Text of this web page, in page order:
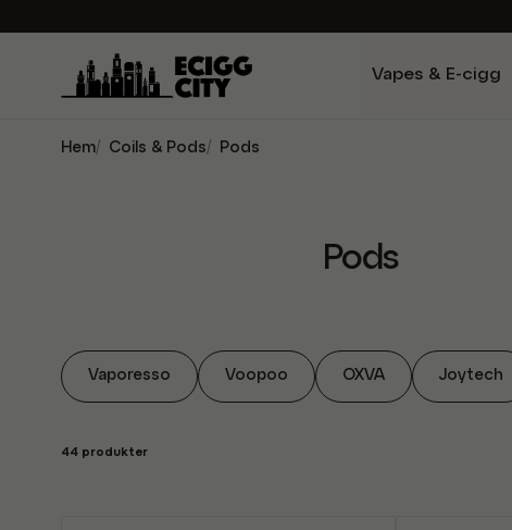
Vapes & E-cigg
Hem Coils & Pods Pods
Pods
Vaporesso Voopoo OXVA Joytech
44 produkter